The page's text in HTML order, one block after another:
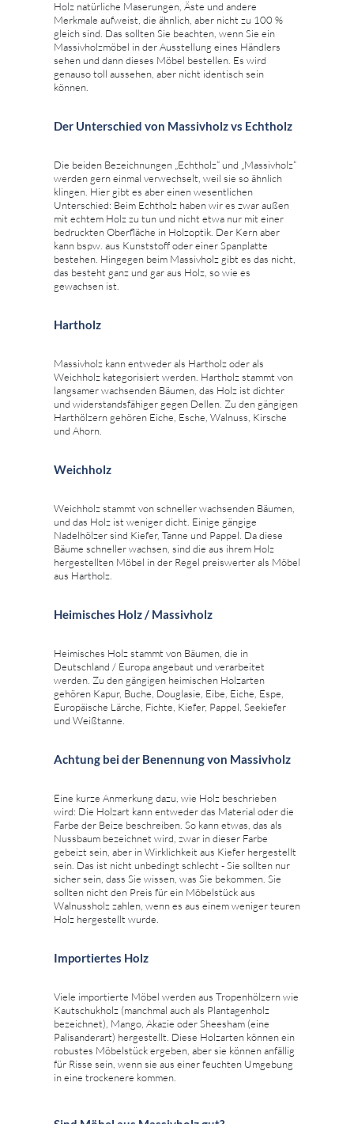
Holz natürliche Maserungen, Äste und andere
Merkmale aufweist, die ähnlich, aber nicht zu 100 %
gleich sind. Das sollten Sie beachten, wenn Sie ein
Massivholzmöbel in der Ausstellung eines Händlers
sehen und dann dieses Möbel bestellen. Es wird
genauso toll aussehen, aber nicht identisch sein
können.
Der Unterschied von Massivholz vs Echtholz
Die beiden Bezeichnungen „Echtholz“ und „Massivholz“
werden gern einmal verwechselt, weil sie so ähnlich
klingen. Hier gibt es aber einen wesentlichen
Unterschied: Beim Echtholz haben wir es zwar außen
mit echtem Holz zu tun und nicht etwa nur mit einer
bedruckten Oberfläche in Holzoptik. Der Kern aber
kann bspw. aus Kunststoff oder einer Spanplatte
bestehen. Hingegen beim Massivholz gibt es das nicht,
das besteht ganz und gar aus Holz, so wie es
gewachsen ist.
Hartholz
Massivholz kann entweder als Hartholz oder als
Weichholz kategorisiert werden. Hartholz stammt von
langsamer wachsenden Bäumen, das Holz ist dichter
und widerstandsfähiger gegen Dellen. Zu den gängigen
Harthölzern gehören Eiche, Esche, Walnuss, Kirsche
und Ahorn.
Weichholz
Weichholz stammt von schneller wachsenden Bäumen,
und das Holz ist weniger dicht. Einige gängige
Nadelhölzer sind Kiefer, Tanne und Pappel. Da diese
Bäume schneller wachsen, sind die aus ihrem Holz
hergestellten Möbel in der Regel preiswerter als Möbel
aus Hartholz.
Heimisches Holz / Massivholz
Heimisches Holz stammt von Bäumen, die in
Deutschland / Europa angebaut und verarbeitet
werden. Zu den gängigen heimischen Holzarten
gehören Kapur, Buche, Douglasie, Eibe, Eiche, Espe,
Europäische Lärche, Fichte, Kiefer, Pappel, Seekiefer
und Weißtanne.
Achtung bei der Benennung von Massivholz
Eine kurze Anmerkung dazu, wie Holz beschrieben
wird: Die Holzart kann entweder das Material oder die
Farbe der Beize beschreiben. So kann etwas, das als
Nussbaum bezeichnet wird, zwar in dieser Farbe
gebeizt sein, aber in Wirklichkeit aus Kiefer hergestellt
sein. Das ist nicht unbedingt schlecht - Sie sollten nur
sicher sein, dass Sie wissen, was Sie bekommen. Sie
sollten nicht den Preis für ein Möbelstück aus
Walnussholz zahlen, wenn es aus einem weniger teuren
Holz hergestellt wurde.
Importiertes Holz
Viele importierte Möbel werden aus Tropenhölzern wie
Kautschukholz (manchmal auch als Plantagenholz
bezeichnet), Mango, Akazie oder Sheesham (eine
Palisanderart) hergestellt. Diese Holzarten können ein
robustes Möbelstück ergeben, aber sie können anfällig
für Risse sein, wenn sie aus einer feuchten Umgebung
in eine trockenere kommen.